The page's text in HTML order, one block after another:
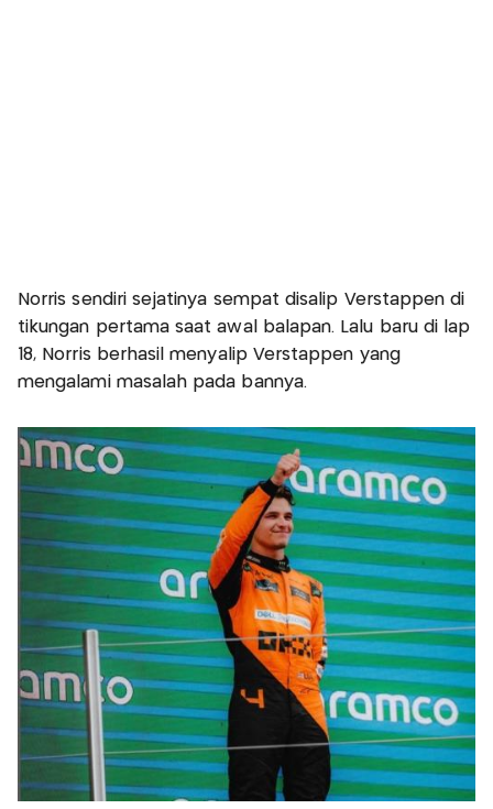
Norris sendiri sejatinya sempat disalip Verstappen di
tikungan pertama saat awal balapan. Lalu baru di lap
18, Norris berhasil menyalip Verstappen yang
mengalami masalah pada bannya.